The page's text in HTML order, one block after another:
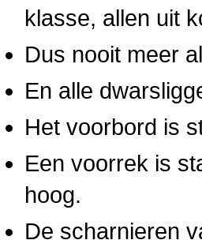
klasse, allen uit
Dus nooit meer
En alle
Het voorbord is
Een voorrek is
hoog.
De scharnieren